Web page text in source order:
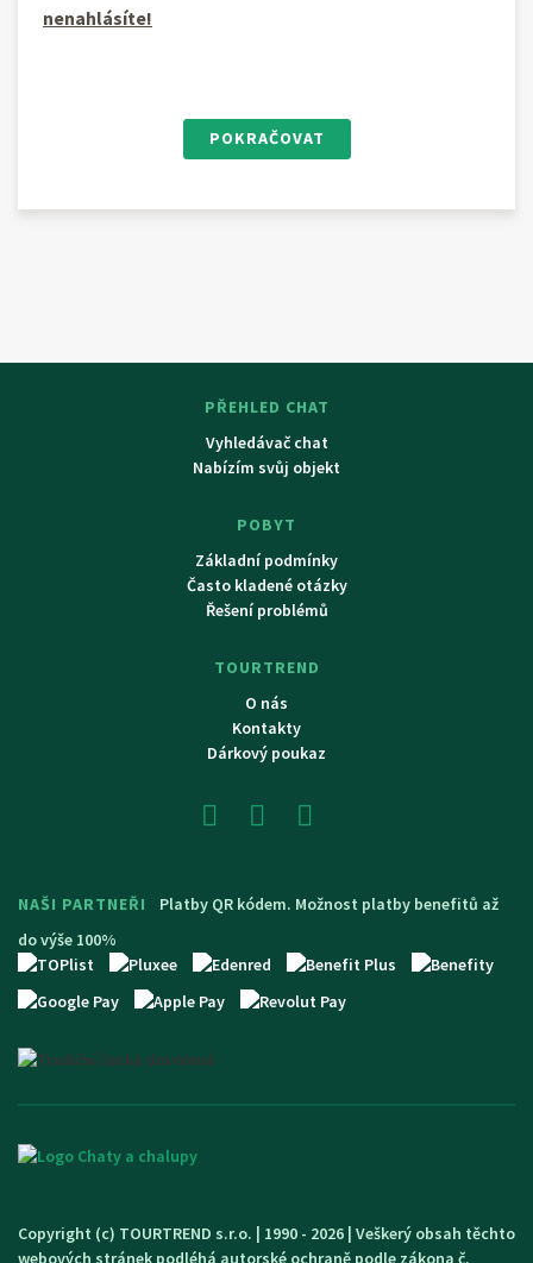
nenahlásíte!
POKRAČOVAT
PŘEHLED CHAT
Vyhledávač chat
Nabízím svůj objekt
POBYT
Základní podmínky
Často kladené otázky
Řešení problémů
TOURTREND
O nás
Kontakty
Dárkový poukaz
NAŠI PARTNEŘI
Platby QR kódem. Možnost platby benefitů až
do výše 100%
Copyright (c) TOURTREND s.r.o. | 1990 - 2026 | Veškerý obsah těchto
webových stránek podléhá autorské ochraně podle zákona č.